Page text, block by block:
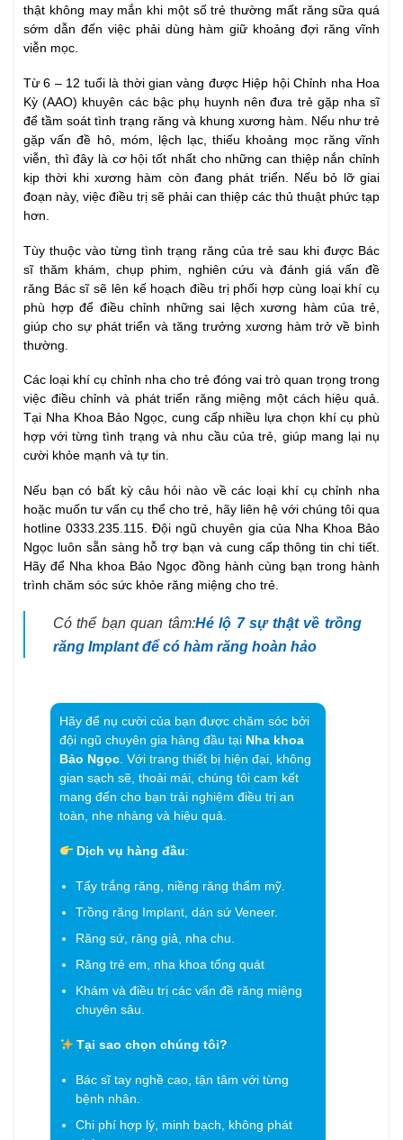
thật không may mắn khi một số trẻ thường mất răng sữa quá
sớm dẫn đến việc phải dùng hàm giữ khoảng đợi răng vĩnh
viễn mọc.
Từ 6 – 12 tuổi là thời gian vàng được Hiệp hội Chỉnh nha Hoa
Kỳ (AAO) khuyên các bậc phụ huynh nên đưa trẻ gặp nha sĩ
để tầm soát tình trạng răng và khung xương hàm. Nếu như trẻ
gặp vấn đề hô, móm, lệch lạc, thiếu khoảng mọc răng vĩnh
viễn, thì đây là cơ hội tốt nhất cho những can thiệp nắn chỉnh
kịp thời khi xương hàm còn đang phát triển. Nếu bỏ lỡ giai
đoạn này, việc điều trị sẽ phải can thiệp các thủ thuật phức tạp
hơn.
Tùy thuộc vào từng tình trạng răng của trẻ sau khi được Bác
sĩ thăm khám, chụp phim, nghiên cứu và đánh giá vấn đề
răng Bác sĩ sẽ lên kế hoạch điều trị phối hợp cùng loại khí cụ
phù hợp để điều chỉnh những sai lệch xương hàm của trẻ,
giúp cho sự phát triển và tăng trưởng xương hàm trở về bình
thường.
Các loại khí cụ chỉnh nha cho trẻ đóng vai trò quan trọng trong
việc điều chỉnh và phát triển răng miệng một cách hiệu quả.
Tại Nha Khoa Bảo Ngọc, cung cấp nhiều lựa chọn khí cụ phù
hợp với từng tình trạng và nhu cầu của trẻ, giúp mang lại nụ
cười khỏe mạnh và tự tin.
Nếu bạn có bất kỳ câu hỏi nào về các loại khí cụ chỉnh nha
hoặc muốn tư vấn cụ thể cho trẻ, hãy liên hệ với chúng tôi qua
hotline 0333.235.115. Đội ngũ chuyên gia của Nha Khoa Bảo
Ngọc luôn sẵn sàng hỗ trợ bạn và cung cấp thông tin chi tiết.
Hãy để Nha khoa Bảo Ngọc đồng hành cùng bạn trong hành
trình chăm sóc sức khỏe răng miệng cho trẻ.
Có thể bạn quan tâm:Hé lộ 7 sự thật về trồng
răng Implant để có hàm răng hoàn hảo
Hãy để nụ cười của bạn được chăm sóc bởi
đội ngũ chuyên gia hàng đầu tại Nha khoa
Bảo Ngọc. Với trang thiết bị hiện đại, không
gian sạch sẽ, thoải mái, chúng tôi cam kết
mang đến cho bạn trải nghiệm điều trị an
toàn, nhẹ nhàng và hiệu quả.
Dịch vụ hàng đầu:
Tẩy trắng răng, niềng răng thẩm mỹ.
Trồng răng Implant, dán sứ Veneer.
Răng sứ, răng giả, nha chu.
Răng trẻ em, nha khoa tổng quát
Khám và điều trị các vấn đề răng miệng
chuyên sâu.
Tại sao chọn chúng tôi?
Bác sĩ tay nghề cao, tận tâm với từng
bệnh nhân.
Chi phí hợp lý, minh bạch, không phát